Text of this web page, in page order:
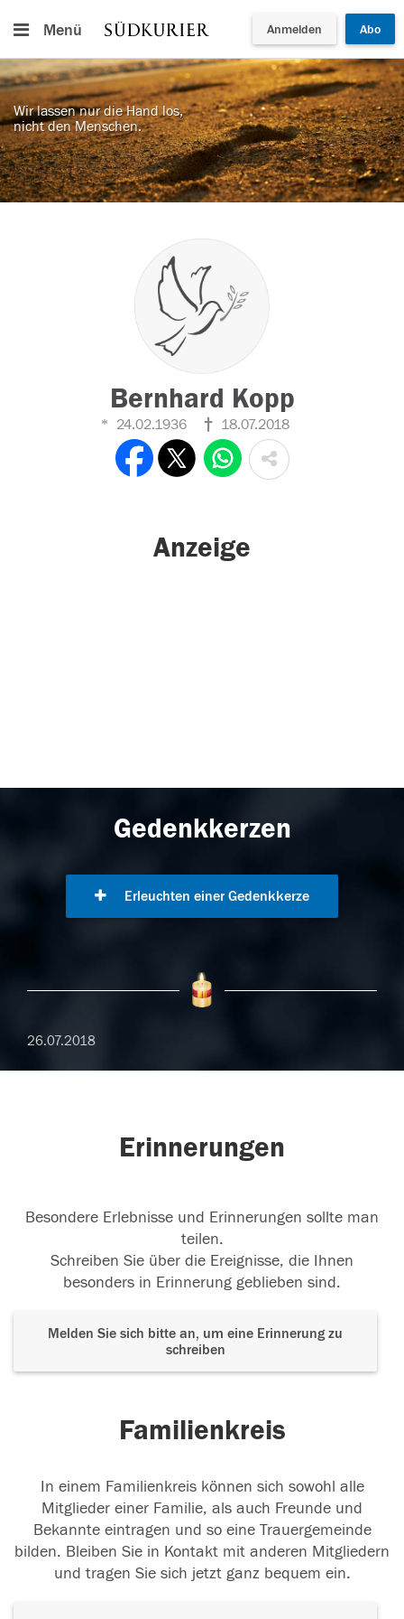
Menü Anmelden Abo
Wir lassen nur die Hand los,
nicht den Menschen.
Bernhard Kopp
24.02.1936 18.07.2018
Anzeige
Gedenkkerzen
Erleuchten einer Gedenkkerze
26.07.2018
Erinnerungen
Besondere Erlebnisse und Erinnerungen sollte man
teilen.
Schreiben Sie über die Ereignisse, die Ihnen
besonders in Erinnerung geblieben sind.
Melden Sie sich bitte an, um eine Erinnerung zu
schreiben
Familienkreis
In einem Familienkreis können sich sowohl alle
Mitglieder einer Familie, als auch Freunde und
Bekannte eintragen und so eine Trauergemeinde
bilden. Bleiben Sie in Kontakt mit anderen Mitgliedern
und tragen Sie sich jetzt ganz bequem ein.